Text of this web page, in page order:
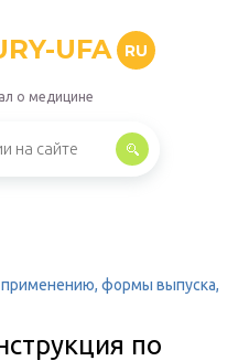
UFA RU
о медицине
формы выпуска,
по